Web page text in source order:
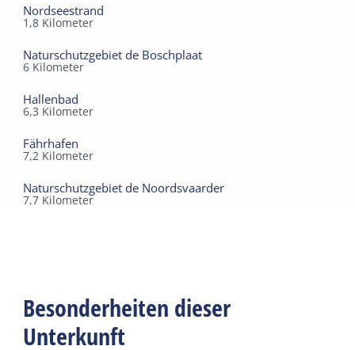
Nordseestrand
1,8 Kilometer
Naturschutzgebiet de Boschplaat
6 Kilometer
Hallenbad
6,3 Kilometer
Fährhafen
7,2 Kilometer
Naturschutzgebiet de Noordsvaarder
7,7 Kilometer
Besonderheiten dieser
Unterkunft